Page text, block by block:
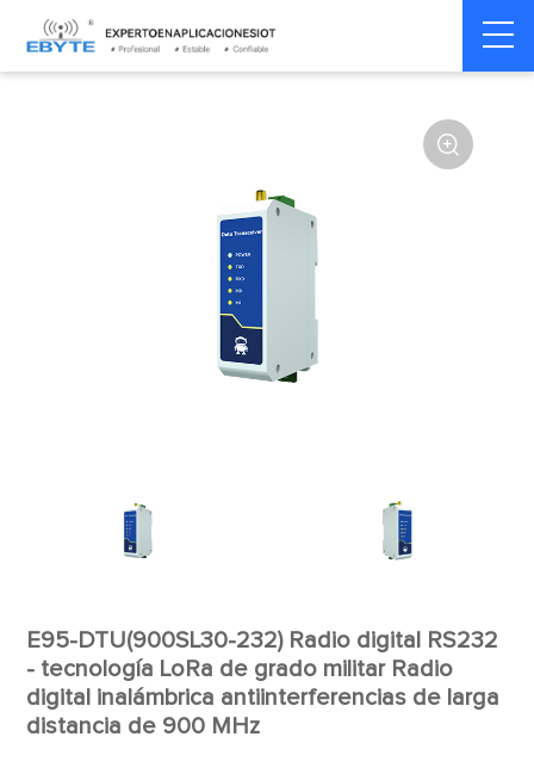
Home > Módem >
inalámbrico

E95-DTU(900SL30-232) Radio digital RS232
- tecnología LoRa de grado militar Radio
digital inalámbrica antiinterferencias de larga
distancia de 900 MHz